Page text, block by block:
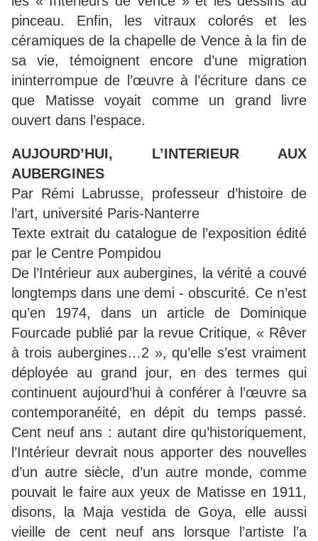
pinceau. Enfin, les vitraux colorés et les
céramiques de la chapelle de Vence à la fin de
sa vie, témoignent encore d’une migration
ininterrompue de l’œuvre à l’écriture dans ce
que Matisse voyait comme un grand livre
ouvert dans l’espace.
AUJOURD’HUI, L’INTERIEUR AUX
AUBERGINES
Par Rémi Labrusse, professeur d’histoire de
l’art, université Paris-Nanterre
Texte extrait du catalogue de l’exposition édité
par le Centre Pompidou
De l’Intérieur aux aubergines, la vérité a couvé
longtemps dans une demi - obscurité. Ce n’est
qu’en 1974, dans un article de Dominique
Fourcade publié par la revue Critique, « Rêver
à trois aubergines…2 », qu’elle s’est vraiment
déployée au grand jour, en des termes qui
continuent aujourd’hui à conférer à l’œuvre sa
contemporanéité, en dépit du temps passé.
Cent neuf ans : autant dire qu’historiquement,
l’Intérieur devrait nous apporter des nouvelles
d’un autre siècle, d’un autre monde, comme
pouvait le faire aux yeux de Matisse en 1911,
disons, la Maja vestida de Goya, elle aussi
vieille de cent neuf ans lorsque l’artiste l’a